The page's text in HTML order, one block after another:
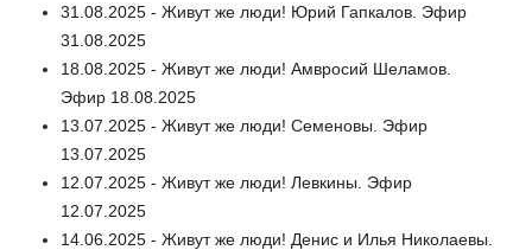
31.08.2025 - Живут же люди! Юрий Гапкалов. Эфир
31.08.2025
18.08.2025 - Живут же люди! Амвросий Шеламов.
Эфир 18.08.2025
13.07.2025 - Живут же люди! Семеновы. Эфир
13.07.2025
12.07.2025 - Живут же люди! Левкины. Эфир
12.07.2025
14.06.2025 - Живут же люди! Денис и Илья Николаевы.